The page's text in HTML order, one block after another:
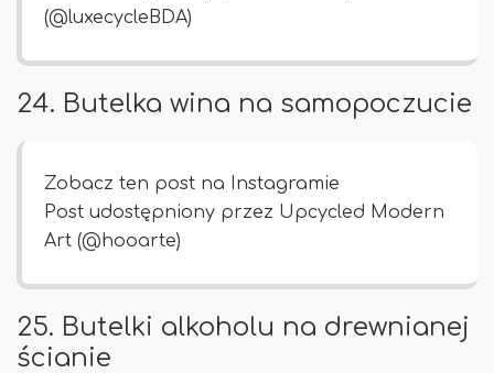
(@luxecycleBDA)
24. Butelka wina na samopoczucie
Zobacz ten post na Instagramie
Post udostępniony przez Upcycled Modern
Art (@hooarte)
25. Butelki alkoholu na drewnianej
ścianie